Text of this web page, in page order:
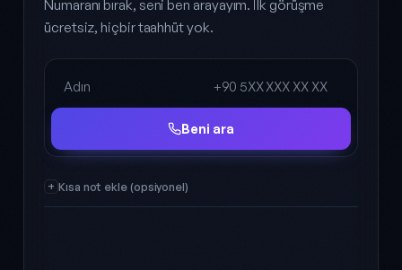
Numaranı bırak, seni ben arayayım. İlk görüşme
ücretsiz, hiçbir taahhüt yok.
Ad Soyad
Telefon
Beni ara
Kısa not ekle (opsiyonel)